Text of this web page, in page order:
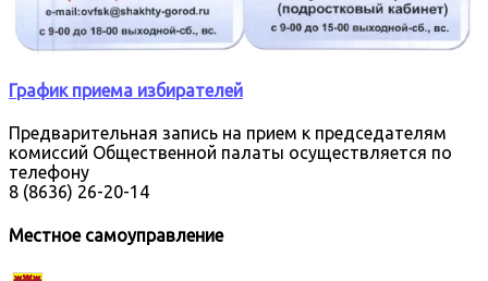
График приема избирателей
Предварительная запись на прием к председателям
комиссий Общественной палаты осуществляется по
телефону
8 (8636) 26-20-14
Местное самоуправление